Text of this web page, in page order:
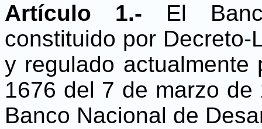
Artículo 1.- El
constituido por
y regulado actualmente
1676 del 7 de marzo
Banco Nacional de